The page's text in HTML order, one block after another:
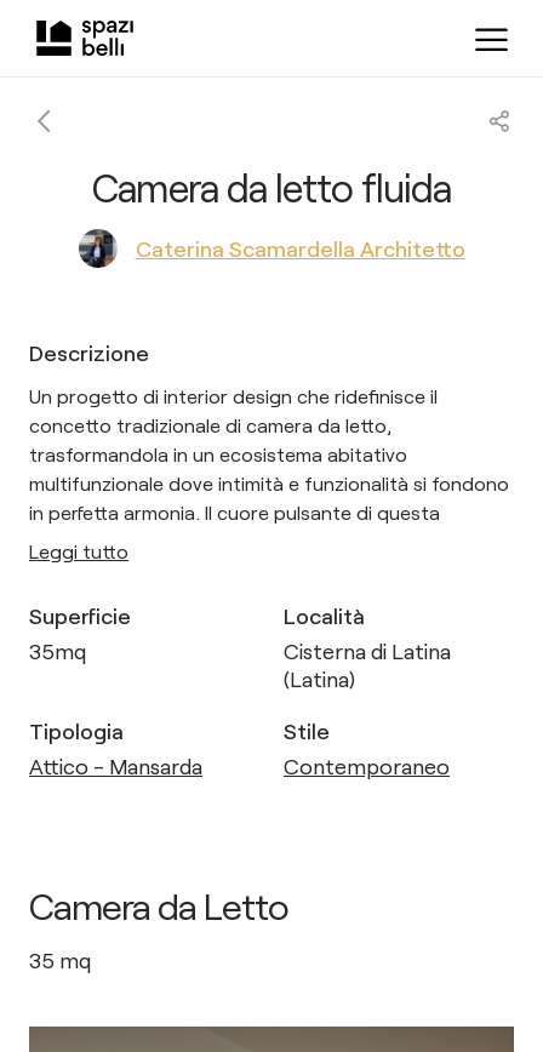
Camera da letto fluida
Caterina Scamardella Architetto
Descrizione
Un progetto di interior design che ridefinisce il
concetto tradizionale di camera da letto,
trasformandola in un ecosistema abitativo
multifunzionale dove intimità e funzionalità si fondono
in perfetta armonia. Il cuore pulsante di questa
Leggi tutto
Superficie
35mq
Località
Cisterna di Latina
(Latina)
Tipologia
Attico - Mansarda
Stile
Contemporaneo
Camera da Letto
35 mq